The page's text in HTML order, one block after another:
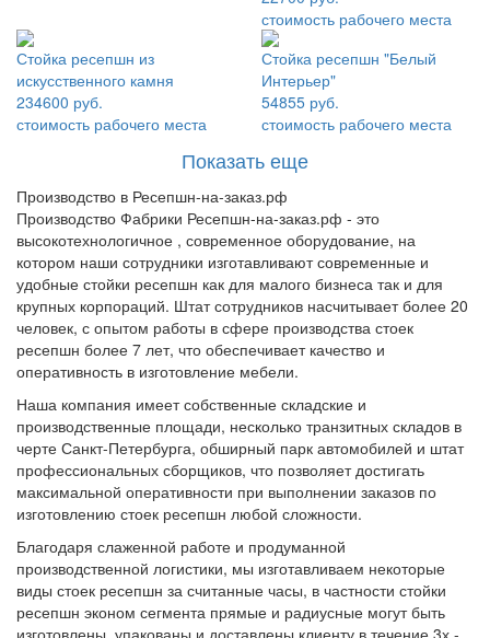
стоимость рабочего места
Стойка ресепшн из
искусственного камня
234600 руб.
стоимость рабочего места
Стойка ресепшн "Белый
Интерьер"
54855 руб.
стоимость рабочего места
Показать еще
Производство в Ресепшн-на-заказ.рф
Производство Фабрики Ресепшн-на-заказ.рф - это
высокотехнологичное , современное оборудование, на
котором наши сотрудники изготавливают современные и
удобные стойки ресепшн как для малого бизнеса так и для
крупных корпораций. Штат сотрудников насчитывает более 20
человек, с опытом работы в сфере производства стоек
ресепшн более 7 лет, что обеспечивает качество и
оперативность в изготовление мебели.
Наша компания имеет собственные складские и
производственные площади, несколько транзитных складов в
черте Санкт-Петербурга, обширный парк автомобилей и штат
профессиональных сборщиков, что позволяет достигать
максимальной оперативности при выполнении заказов по
изготовлению стоек ресепшн любой сложности.
Благодаря слаженной работе и продуманной
производственной логистики, мы изготавливаем некоторые
виды стоек ресепшн за считанные часы, в частности стойки
ресепшн эконом сегмента прямые и радиусные могут быть
изготовлены, упакованы и доставлены клиенту в течение 3х -